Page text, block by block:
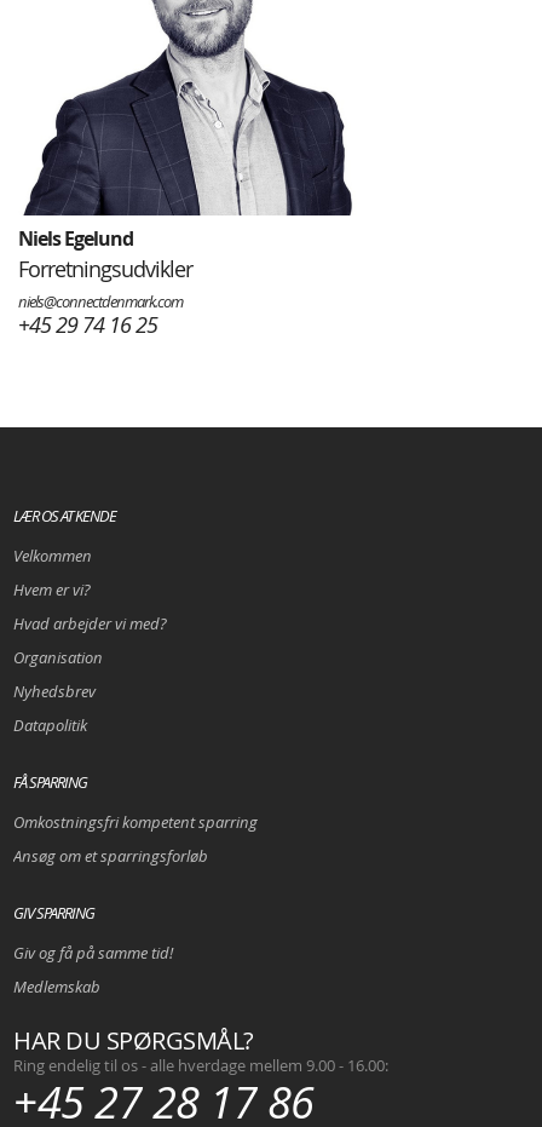
Niels Egelund
Forretningsudvikler
niels@connectdenmark.com
+45 29 74 16 25
LÆR OS AT KENDE
Velkommen
Hvem er vi?
Hvad arbejder vi med?
Organisation
Nyhedsbrev
Datapolitik
FÅ SPARRING
Omkostningsfri kompetent sparring
Ansøg om et sparringsforløb
GIV SPARRING
Giv og få på samme tid!
Medlemskab
HAR DU SPØRGSMÅL?
Ring endelig til os - alle hverdage mellem 9.00 - 16.00:
+45 27 28 17 86